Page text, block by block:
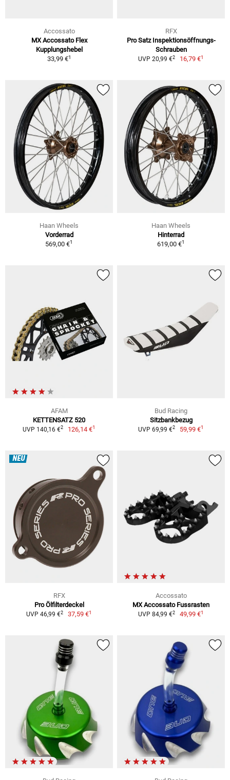
Accossato
MX Accossato Flex
Kupplungshebel
33,99 €1
RFX
Pro Satz Inspektionsöffnungs-
Schrauben
UVP 20,99 €2 16,79 €1
Haan Wheels
Vorderrad
569,00 €1
Haan Wheels
Hinterrad
619,00 €1
AFAM
KETTENSATZ 520
UVP 140,16 €2 126,14 €1
Bud Racing
Sitzbankbezug
UVP 69,99 €2 59,99 €1
NEU
RFX
Pro Ölfilterdeckel
UVP 46,99 €2 37,59 €1
Accossato
MX Accossato Fussrasten
UVP 84,99 €2 49,99 €1